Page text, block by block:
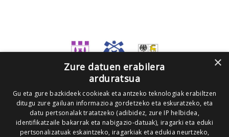
×
Zure datuen erabilera
arduratsua
Gu eta gure bazkideek cookieak eta antzeko teknologiak erabiltzen
ditugu zure gailuan informazioa gordetzeko eta eskuratzeko, eta
datu pertsonalak tratatzeko (adibidez, zure IP helbidea,
identifikatzaile bakarrak eta nabigazio-datuak), iragarki eta eduki
pertsonalizatuak eskaintzeko, iragarkiak eta edukia neurtzeko,